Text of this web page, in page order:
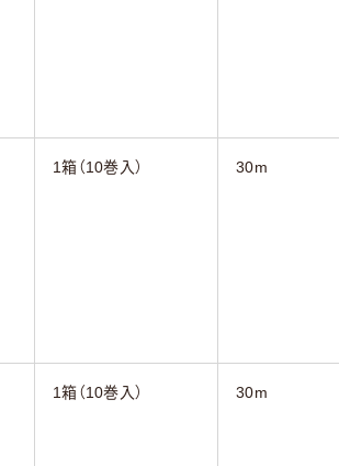
1箱（10巻入） 30m
1箱（10巻入） 30m